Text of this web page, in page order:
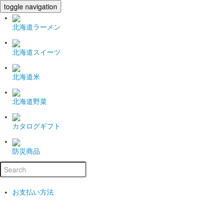
toggle navigation
北海道ラーメン
北海道スイーツ
北海道米
北海道野菜
カタログギフト
防災商品
お支払い方法